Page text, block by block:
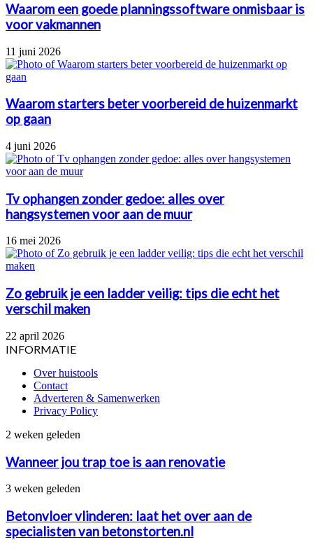
Waarom een goede planningssoftware onmisbaar is
voor vakmannen
11 juni 2026
Waarom starters beter voorbereid de huizenmarkt
op gaan
4 juni 2026
Tv ophangen zonder gedoe: alles over
hangsystemen voor aan de muur
16 mei 2026
Zo gebruik je een ladder veilig: tips die echt het
verschil maken
22 april 2026
INFORMATIE
Over huistools
Contact
Adverteren & Samenwerken
Privacy Policy
Wanneer
trap
toe
is
renovatie
2 weken geleden
Wanneer jou trap toe is aan renovatie
Betonvloer
laat
het
over
3 weken geleden
Betonvloer vlinderen: laat het over aan de
specialisten van betonstorten.nl